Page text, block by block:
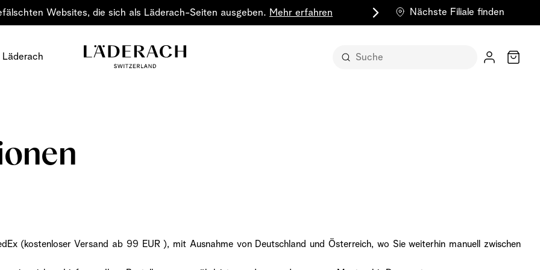
Websites, die sich als Läderach-Seiten ausgeben. Mehr erfahren Nächste Filiale finden
Verschenken Sie Freude
klassischen Form
Schokolade – eine Kunst für sich
Wagen
(kostenloser Versand ab 99 EUR ), mit Ausnahme von Deutschland und Österreich, wo Sie weiterhin manuell zwischen